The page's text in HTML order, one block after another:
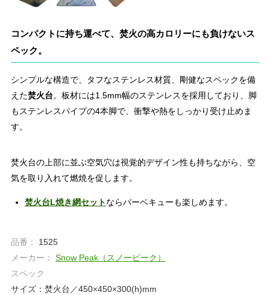
コンパクトに持ち運べて、焚火の高カロリーにも負けないス
ペック。
シンプルな構造で、タフなステンレス材質、剛健なスペックを備
えた焚火台。板材には1.5mm幅のステンレスを採用しており、脚
もステンレスパイプの4本脚で、衝撃や熱をしっかり受け止めま
す。
焚火台の上部に並ぶ空気穴は視覚的デザイン性も持ちながら、空
気を取り入れて燃焼を促します。
焚火台L焼き網セットならバーベキューも楽しめます。
品番：
1525
メーカー：
Snow Peak（スノーピーク）
スペック
サイズ：焚火台／450×450×300(h)mm